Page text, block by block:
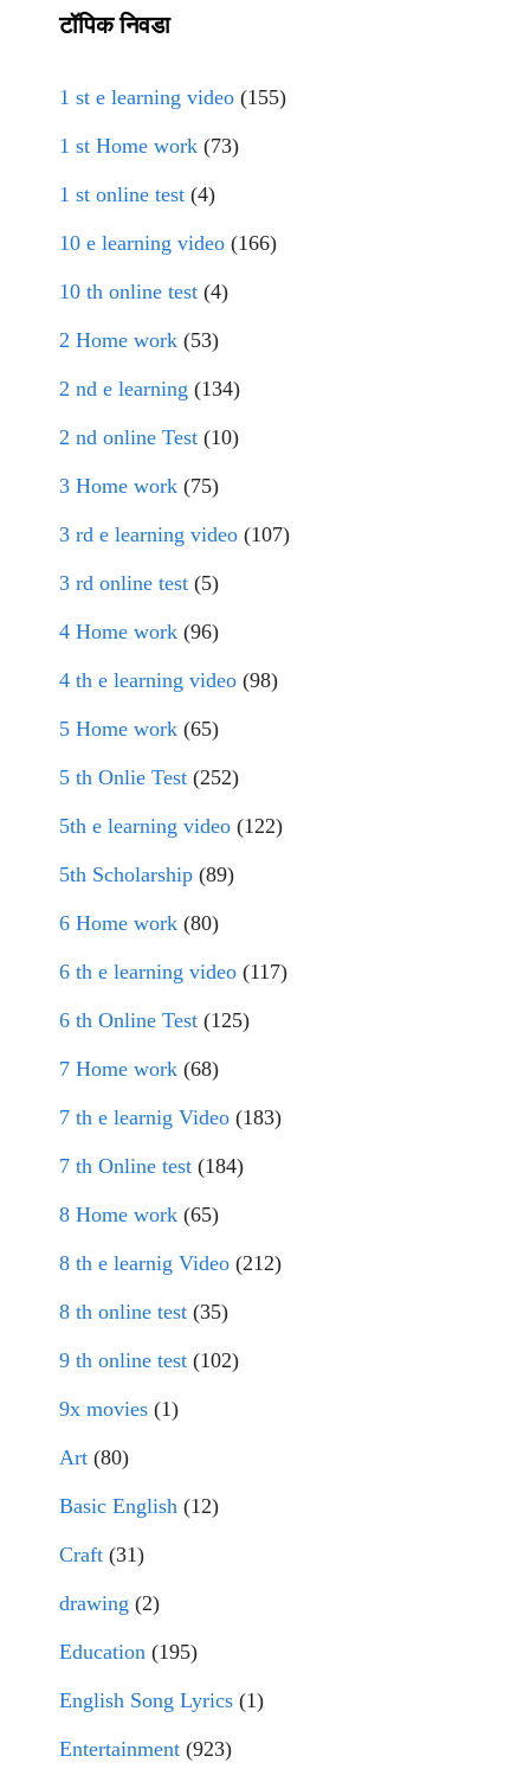
टॉपिक निवडा
1 st e learning video (155)
1 st Home work (73)
1 st online test (4)
10 e learning video (166)
10 th online test (4)
2 Home work (53)
2 nd e learning (134)
2 nd online Test (10)
3 Home work (75)
3 rd e learning video (107)
3 rd online test (5)
4 Home work (96)
4 th e learning video (98)
5 Home work (65)
5 th Onlie Test (252)
5th e learning video (122)
5th Scholarship (89)
6 Home work (80)
6 th e learning video (117)
6 th Online Test (125)
7 Home work (68)
7 th e learnig Video (183)
7 th Online test (184)
8 Home work (65)
8 th e learnig Video (212)
8 th online test (35)
9 th online test (102)
9x movies (1)
Art (80)
Basic English (12)
Craft (31)
drawing (2)
Education (195)
English Song Lyrics (1)
Entertainment (923)